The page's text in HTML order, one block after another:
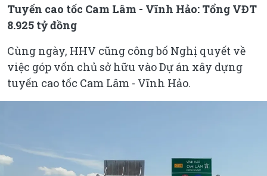
Tuyến cao tốc Cam Lâm - Vĩnh Hảo: Tổng VĐT
8.925 tỷ đồng
Cùng ngày, HHV cũng công bố Nghị quyết về
việc góp vốn chủ sở hữu vào Dự án xây dựng
tuyến cao tốc Cam Lâm - Vĩnh Hảo.